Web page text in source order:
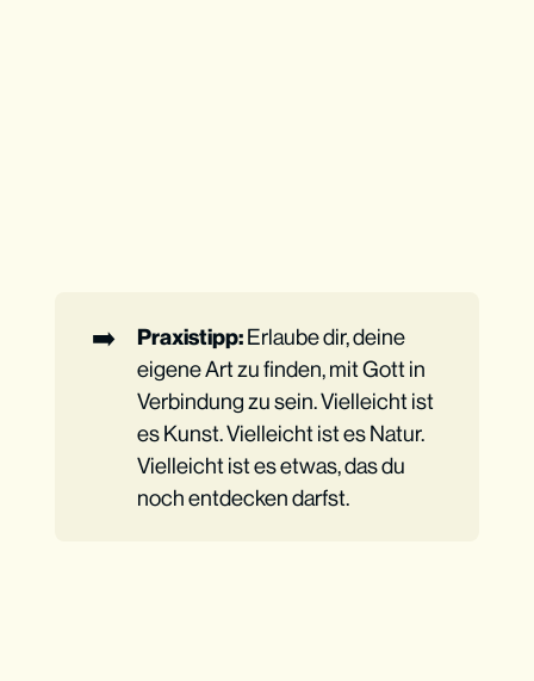
➡️ Praxistipp:Erlaube dir, deine
eigene Art zu finden, mit Gott in
Verbindung zu sein. Vielleicht ist
es Kunst. Vielleicht ist es Natur.
Vielleicht ist es etwas, das du
noch entdecken darfst.